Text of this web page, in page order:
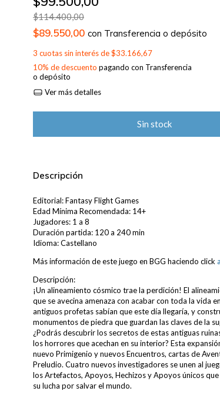
$114.400,00
$89.550,00 con Transferencia o depósito
3 cuotas sin interés de$33.166,67
10% de descuento pagando con Transferencia
o depósito
Ver más detalles
Descripción
Editorial: Fantasy Flight Games
Edad Mínima Recomendada: 14+
Jugadores: 1 a 8
Duración partida: 120 a 240 min
Idioma: Castellano
Más información de este juego en BGG haciendo click
Descripción:
¡Un alineamiento cósmico trae la perdición! El
que se avecina amenaza con acabar con toda la vida
antiguos profetas sabían que este día llegaría, y
monumentos de piedra que guardan las claves de la
¿Podrás descubrir los secretos de estas antiguas
los horrores que acechan en su interior? Esta
nuevo Primigenio y nuevos Encuentros, cartas de
Preludio. Cuatro nuevos investigadores se unen al
los Artefactos, Apoyos, Hechizos y Apoyos únicos
su lucha por salvar el mundo.